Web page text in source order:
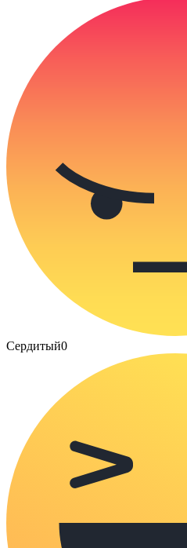
Сердитый0